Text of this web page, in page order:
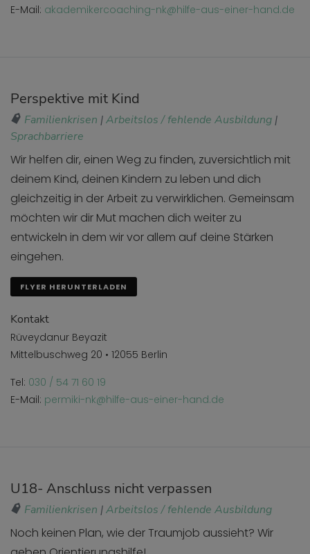
E-Mail: akademikercoaching-nk@hilfe-aus-einer-hand.de
Perspektive mit Kind
Familienkrisen |Arbeitslos / fehlende Ausbildung |
Sprachbarriere
Wir helfen dir, einen Weg zu finden, zuversichtlich mit
deinem Kind, deinen Kindern zu leben und dich
gleichzeitig in der Arbeit zu verwirklichen. Gemeinsam
möchten wir dir Mut machen dich weiter zu
entwickeln in dem wir vor allem auf deine Stärken
eingehen.
FLYER HERUNTERLADEN
Kontakt
Rüveydanur Beyazit
Mittelbuschweg 20 • 12055 Berlin
Tel: 030 / 54 71 60 19
E-Mail: permiki-nk@hilfe-aus-einer-hand.de
U18- Anschluss nicht verpassen
Familienkrisen |Arbeitslos / fehlende Ausbildung
Noch keinen Plan, wie der Traumjob aussieht? Wir